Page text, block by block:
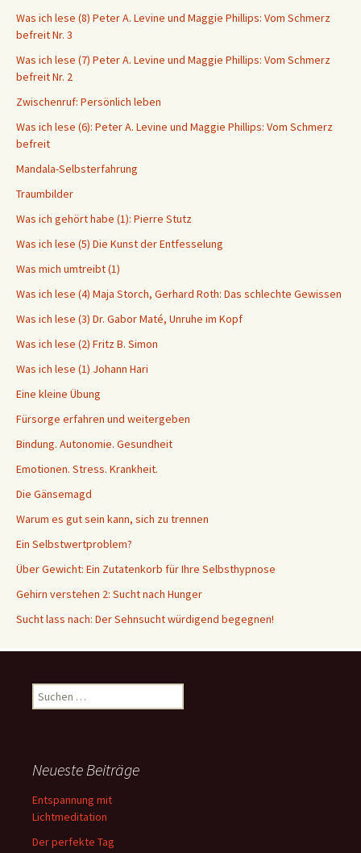
Was ich lese (8) Peter A. Levine und Maggie Phillips: Vom Schmerz
befreit Nr. 3
Was ich lese (7) Peter A. Levine und Maggie Phillips: Vom Schmerz
befreit Nr. 2
Zwischenruf: Persönlich leben
Was ich lese (6): Peter A. Levine und Maggie Phillips: Vom Schmerz
befreit
Mandala-Selbsterfahrung
Traumbilder
Was ich gehört habe (1): Pierre Stutz
Was ich lese (5) Die Kunst der Entfesselung
Was mich umtreibt (1)
Was ich lese (4) Maja Storch, Gerhard Roth: Das schlechte Gewissen
Was ich lese (3) Dr. Gabor Maté, Unruhe im Kopf
Was ich lese (2) Fritz B. Simon
Was ich lese (1) Johann Hari
Eine kleine Übung
Fürsorge erfahren und weitergeben
Bindung. Autonomie. Gesundheit
Emotionen. Stress. Krankheit.
Die Gänsemagd
Warum es gut sein kann, sich zu trennen
Ein Selbstwertproblem?
Über Gewicht: Ein Zutatenkorb für Ihre Selbsthypnose
Gehirn verstehen 2: Sucht nach Hunger
Sucht lass nach: Der Sehnsucht würdigend begegnen!
Suche
nach:
Neueste Beiträge
Entspannung mit
Lichtmeditation
Der perfekte Tag